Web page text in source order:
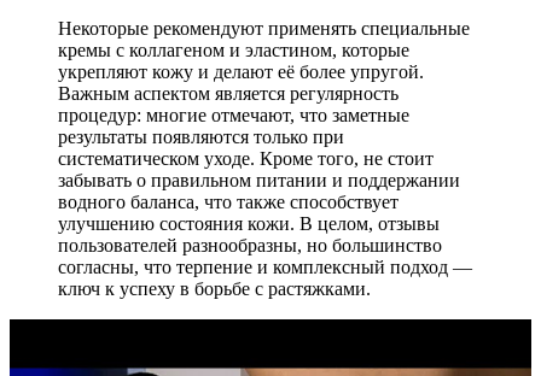
Некоторые рекомендуют применять специальные
кремы с коллагеном и эластином, которые
укрепляют кожу и делают её более упругой.
Важным аспектом является регулярность
процедур: многие отмечают, что заметные
результаты появляются только при
систематическом уходе. Кроме того, не стоит
забывать о правильном питании и поддержании
водного баланса, что также способствует
улучшению состояния кожи. В целом, отзывы
пользователей разнообразны, но большинство
согласны, что терпение и комплексный подход —
ключ к успеху в борьбе с растяжками.